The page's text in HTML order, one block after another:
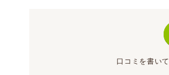
口コミを書いて